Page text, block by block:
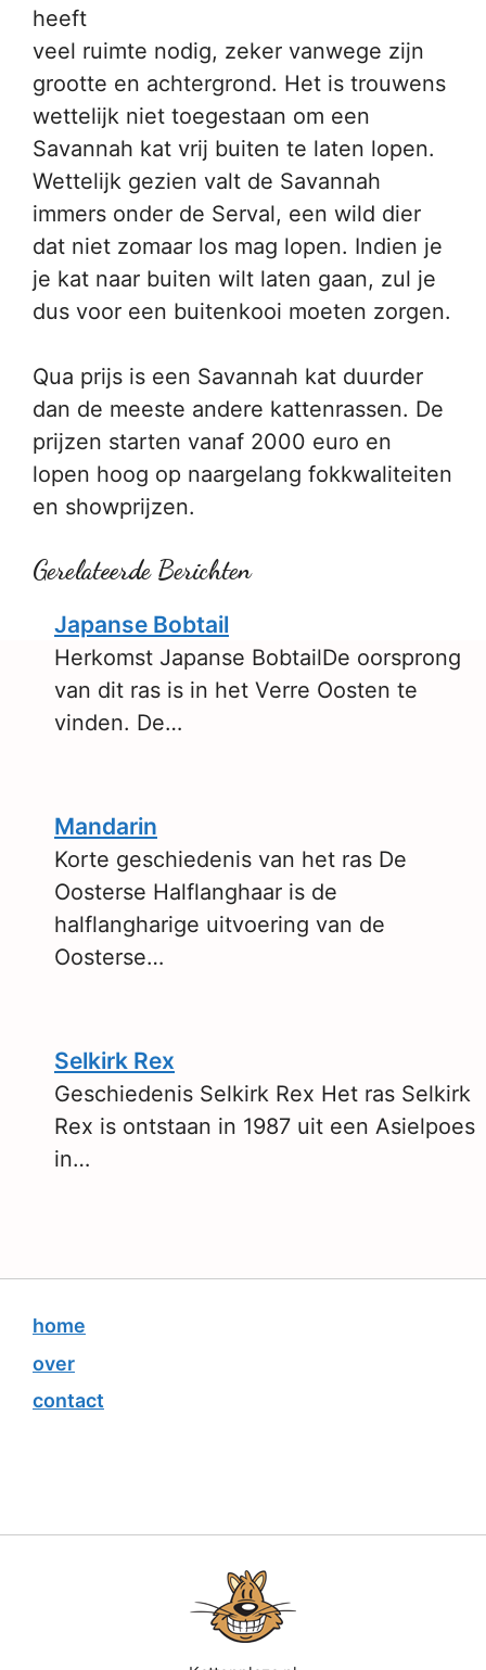
heeft
veel ruimte nodig, zeker vanwege zijn
grootte en achtergrond. Het is trouwens
wettelijk niet toegestaan om een
Savannah kat vrij buiten te laten lopen.
Wettelijk gezien valt de Savannah
immers onder de Serval, een wild dier
dat niet zomaar los mag lopen. Indien je
je kat naar buiten wilt laten gaan, zul je
dus voor een buitenkooi moeten zorgen.
Qua prijs is een Savannah kat duurder
dan de meeste andere kattenrassen. De
prijzen starten vanaf 2000 euro en
lopen hoog op naargelang fokkwaliteiten
en showprijzen.
Gerelateerde Berichten
Japanse Bobtail
Herkomst Japanse BobtailDe oorsprong
van dit ras is in het Verre Oosten te
vinden. De…
Mandarin
Korte geschiedenis van het ras De
Oosterse Halflanghaar is de
halflangharige uitvoering van de
Oosterse…
Selkirk Rex
Geschiedenis Selkirk Rex Het ras Selkirk
Rex is ontstaan in 1987 uit een Asielpoes
in…
home
over
contact